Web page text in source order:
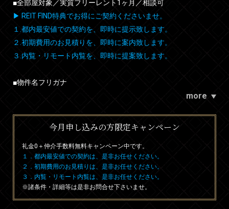
■全部屋対象／実質フリーレント1ヶ月／相談可
▶ REIT FIND特典でお得にご契約くださいませ。
１.都内最安値での契約を、即時に提示致します。
２.初期費用のお見積りを、即時に案内致します。
３.内覧・リモート内覧を、即時に提案致します。
■物件名フリガナ
more
今月申し込みの方限定キャンペーン
礼金0 ＋仲介手数料無料キャンペーン中です。
１．都内最安値での契約は、是非お任せください。
２．初期費用のお見積りは、是非お任せください。
３．内覧・リモート内覧は、是非お任せください。
※諸条件・詳細等は是非お問合せ下さいませ。